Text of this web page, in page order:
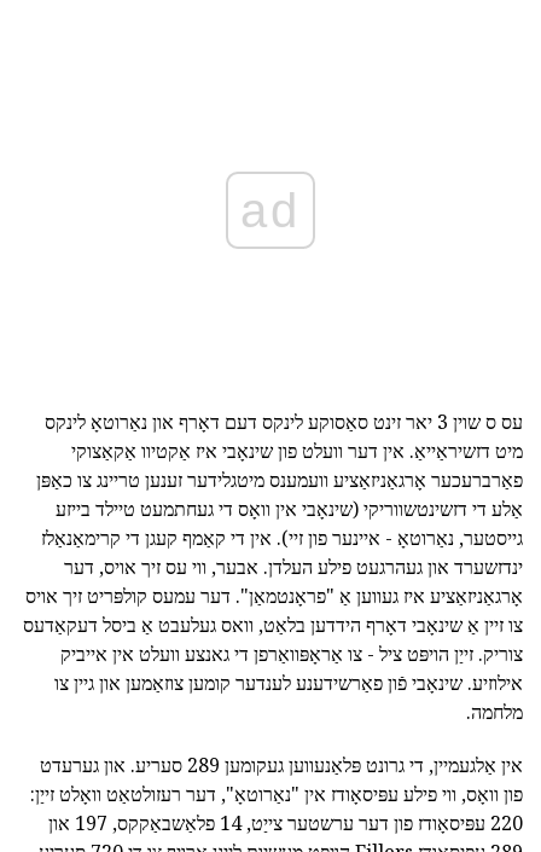
ad
עס ס שוין 3 יאר זינט סאַסוקע לינקס דעם דאָרף און נאַרוטאָ לינקס
מיט דזשיראַייאַ. אין דער וועלט פון שינאָבי איז אַקטיוו אַקאַצוקי
פאַרברעכער אָרגאַניזאַציע וועמענס מיטגלידער זענען טריינג צו כאַפּן
אַלע די דזשינטשווריקי (שינאָבי אין וואָס די געחתמעט טיילד בייזע
גייסטער, נאַרוטאָ - איינער פון זיי). אין די קאַמף קעגן די קרימאַנאַלז
ינדזשערד און געהרגעט פילע העלדן. אבער, ווי עס זיך אויס, דער
אָרגאַניזאַציע איז געווען אַ "פראָנטמאַן". דער עמעס קולפּריט זיך אויס
צו זיין אַ שינאָבי דאָרף הידדען בלאַט, וואס געלעבט אַ ביסל דעקאַדעס
צוריק. זייַן הויפּט ציל - צו אַראָפּוואַרפן די גאנצע וועלט אין אייביק
אילוזיע. שינאָבי פֿון פאַרשידענע לענדער קומען צוזאַמען און גיין צו
מלחמה.
אין אַלגעמיין, די גרונט פּלאַנעווען געקומען 289 סעריע. און גערעדט
פון וואָס, ווי פילע עפּיסאָודז אין "נאַרוטאָ", דער רעזולטאַט וואָלט זייַן:
220 עפּיסאָודז פון דער ערשטער צייַט, 14 פלאַשבאַקקס, 197 און